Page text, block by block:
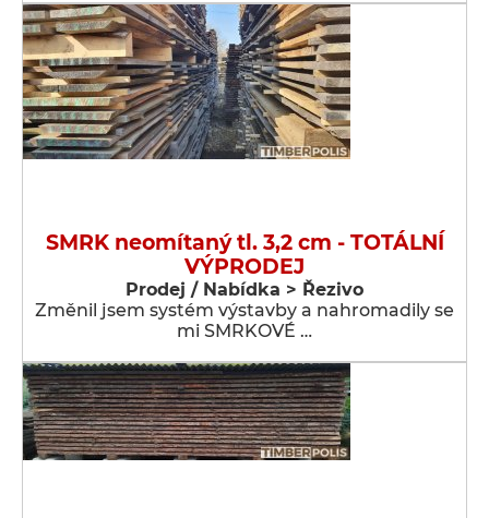
SMRK neomítaný tl. 3,2 cm - TOTÁLNÍ
VÝPRODEJ
Prodej / Nabídka > Řezivo
Změnil jsem systém výstavby a nahromadily se
mi SMRKOVÉ …